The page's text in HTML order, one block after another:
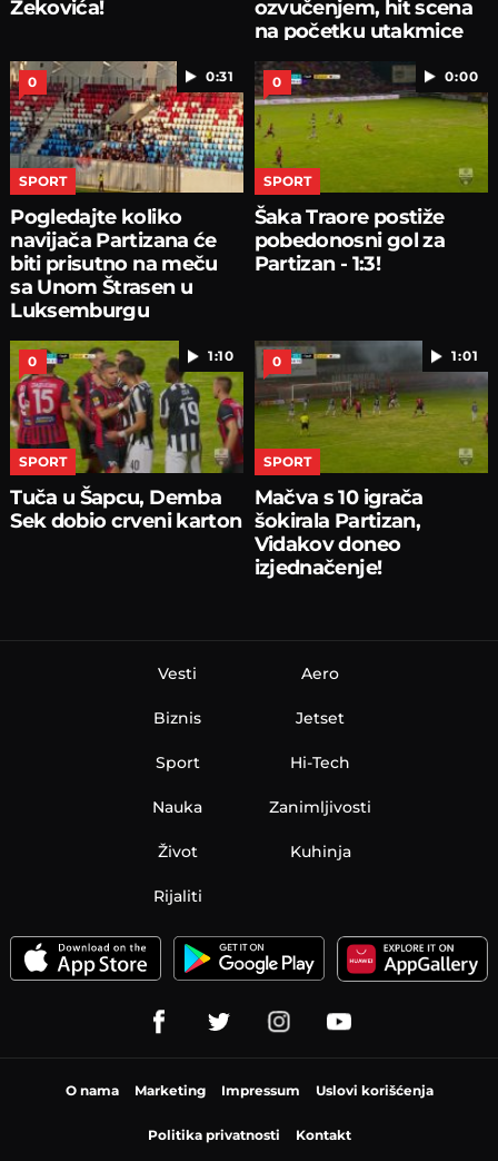
Zekovića!
ozvučenjem, hit scena
na početku utakmice
0:31
0
SPORT
Pogledajte koliko
navijača Partizana će
biti prisutno na meču
sa Unom Štrasen u
Luksemburgu
0:00
0
SPORT
Šaka Traore postiže
pobedonosni gol za
Partizan - 1:3!
1:10
0
SPORT
Tuča u Šapcu, Demba
Sek dobio crveni karton
1:01
0
SPORT
Mačva s 10 igrača
šokirala Partizan,
Vidakov doneo
izjednačenje!
Vesti
Biznis
Sport
Nauka
Aero
Jetset
Hi-Tech
Zanimljivosti
Život Kuhinja
Rijaliti
O nama Marketing Impressum Uslovi korišćenja
Politika privatnosti Kontakt